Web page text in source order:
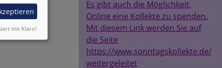
Es gibt auch die Möglichkeit,
Online eine Kollekte zu spenden.
Mit diesem Link werden Sie auf
die Seite
https://www.sonntagskollekte.de/
weitergeleitet
mit Klaro!